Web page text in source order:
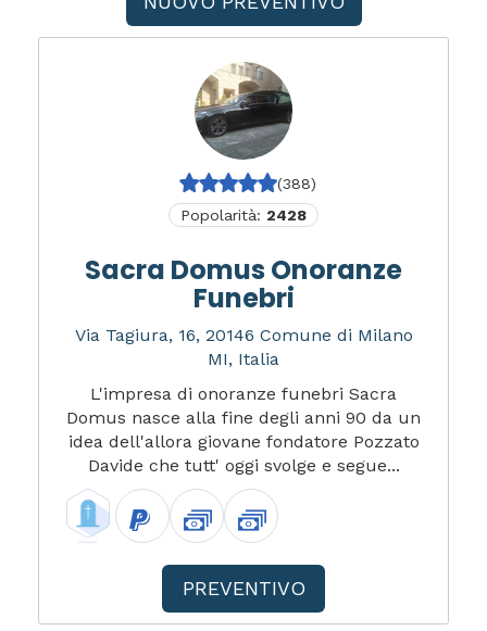
(388)
Popolarità: 2428
Sacra Domus Onoranze
Funebri
Via Tagiura, 16, 20146 Comune di Milano
MI, Italia
L'impresa di onoranze funebri Sacra
Domus nasce alla fine degli anni 90 da un
idea dell'allora giovane fondatore Pozzato
Davide che tutt' oggi svolge e segue...
PREVENTIVO